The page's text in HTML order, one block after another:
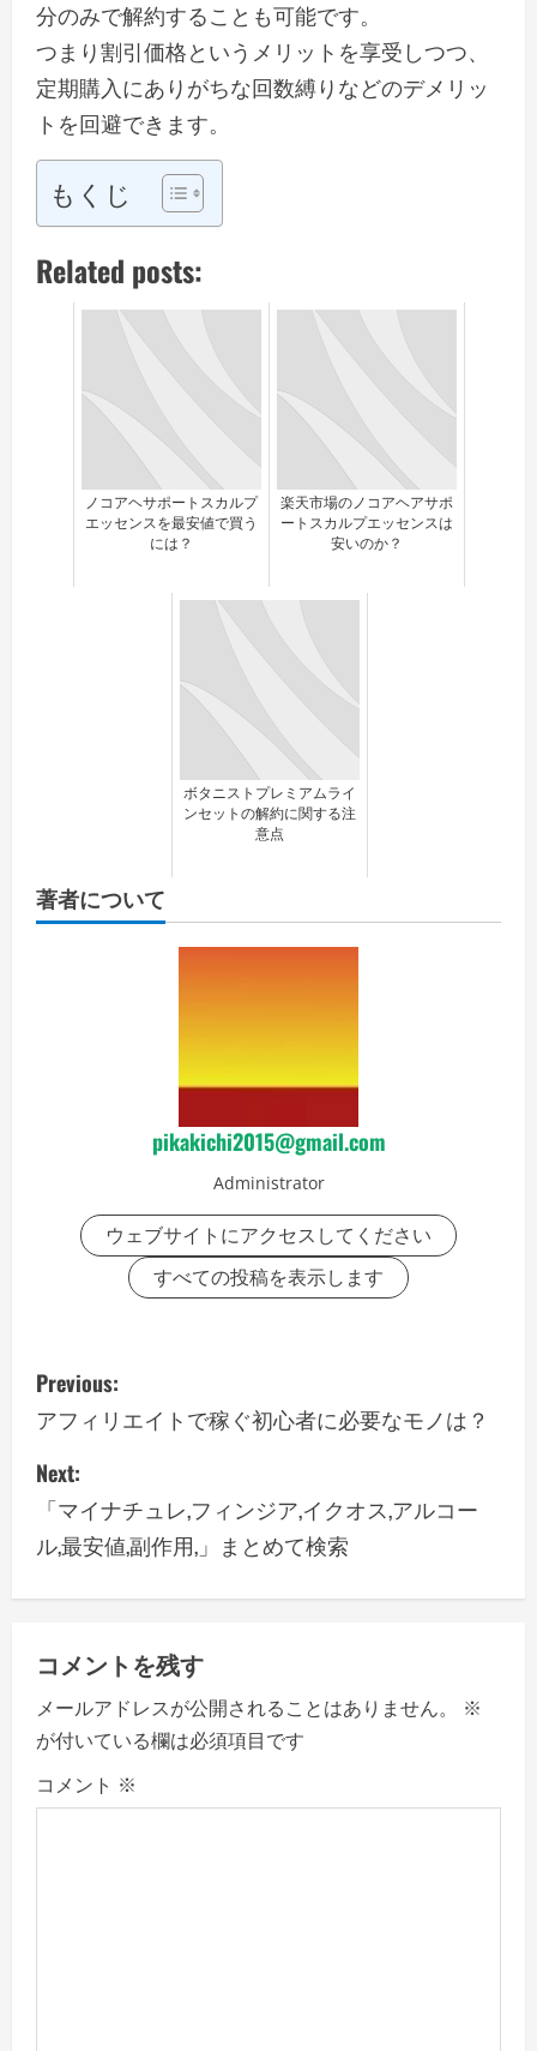
分のみで解約することも可能です。
つまり割引価格というメリットを享受しつつ、
定期購入にありがちな回数縛りなどのデメリッ
トを回避できます。
もくじ
Related posts:
ノコアヘサポートスカルプ
エッセンスを最安値で買う
には？
楽天市場のノコアヘアサポ
ートスカルプエッセンスは
安いのか？
ボタニストプレミアムライ
ンセットの解約に関する注
意点
著者について
pikakichi2015@gmail.com
Administrator
ウェブサイトにアクセスしてください
すべての投稿を表示します
P
o
s
n
v
i
g
a
Previous:
アフィリエイトで稼ぐ初心者に必要なモノは？
Next:
「マイナチュレ,フィンジア,イクオス,アルコー
ル,最安値,副作用,」まとめて検索
コメントを残す
メールアドレスが公開されることはありません。
※
が付いている欄は必須項目です
コメント ※